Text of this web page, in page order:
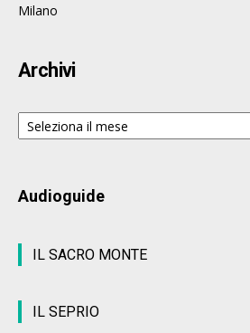
Milano
Archivi
Archivi
Audioguide
IL SACRO MONTE
IL SEPRIO